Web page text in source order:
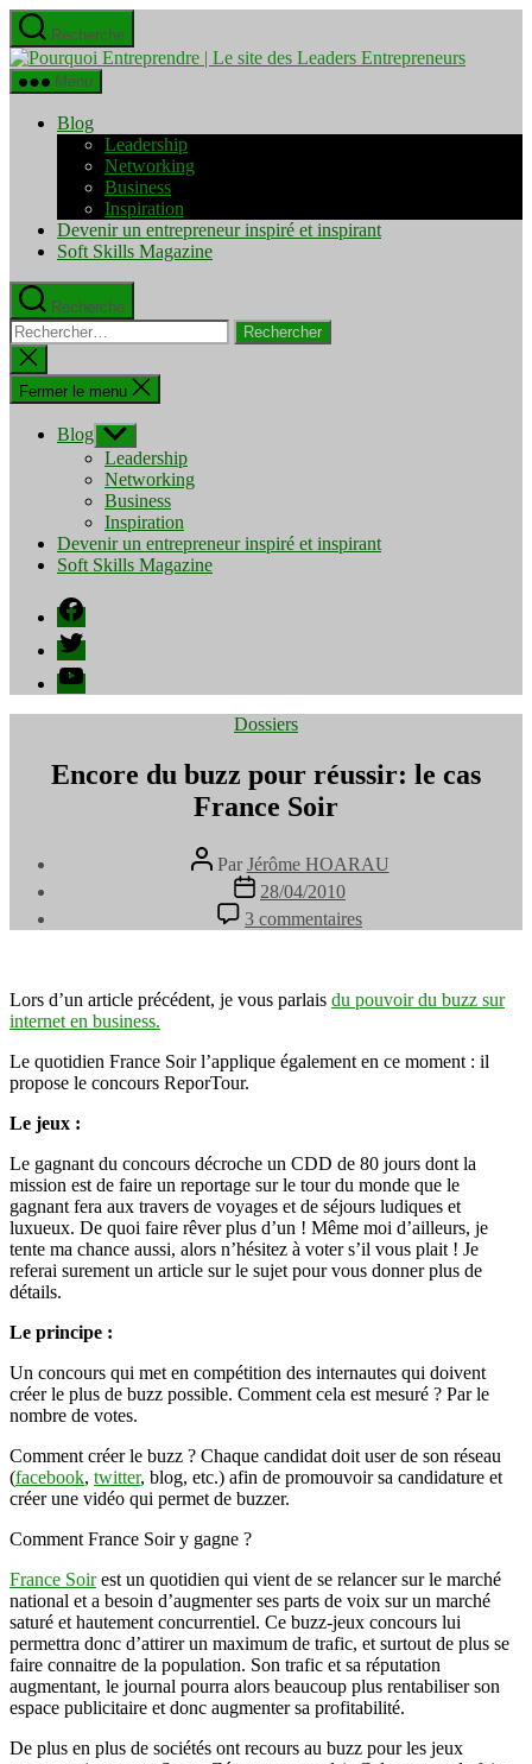
Aller
au
contenu
Recherche
Pourquoi
Menu
Blog
Leadership
Networking
Business
Inspiration
Devenir un entrepreneur inspiré et inspirant
Soft Skills Magazine
Recherche
Rechercher :
Fermer
la
recherche
Fermer le menu
Blog Afficher
le
sous-
menu
Leadership
Networking
Business
Inspiration
Devenir un entrepreneur inspiré et inspirant
Soft Skills Magazine
Facebook
Twitter
YouTube
Catégories
Dossiers
Encore du buzz pour réussir: le cas
France Soir
Auteur
de
l’article
Par Jérôme HOARAU
Date
de
l’article
28/04/2010
3 commentaires
Encore
pour
cas
Lors d’un article précédent, je vous parlais du pouvoir du buzz sur
internet en business.
Le quotidien France Soir l’applique également en ce moment : il
propose le concours ReporTour.
Le jeux :
Le gagnant du concours décroche un CDD de 80 jours dont la
mission est de faire un reportage sur le tour du monde que le
gagnant fera aux travers de voyages et de séjours ludiques et
luxueux. De quoi faire rêver plus d’un ! Même moi d’ailleurs, je
tente ma chance aussi, alors n’hésitez à voter s’il vous plait ! Je
referai surement un article sur le sujet pour vous donner plus de
détails.
Le principe :
Un concours qui met en compétition des internautes qui doivent
créer le plus de buzz possible. Comment cela est mesuré ? Par le
nombre de votes.
Comment créer le buzz ? Chaque candidat doit user de son réseau
(facebook, twitter, blog, etc.) afin de promouvoir sa candidature et
créer une vidéo qui permet de buzzer.
Comment France Soir y gagne ?
France Soirest un quotidien qui vient de se relancer sur le marché
national et a besoin d’augmenter ses parts de voix sur un marché
saturé et hautement concurrentiel. Ce buzz-jeux concours lui
permettra donc d’attirer un maximum de trafic, et surtout de plus se
faire connaitre de la population. Son trafic et sa réputation
augmentant, le journal pourra alors beaucoup plus rentabiliser son
espace publicitaire et donc augmenter sa profitabilité.
De plus en plus de sociétés ont recours au buzz pour les jeux